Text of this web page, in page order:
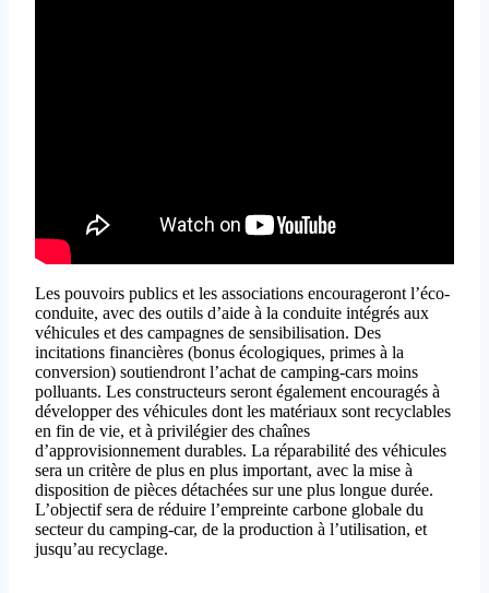
Les pouvoirs publics et les associations encourageront l’éco-
conduite, avec des outils d’aide à la conduite intégrés aux
véhicules et des campagnes de sensibilisation. Des
incitations financières (bonus écologiques, primes à la
conversion) soutiendront l’achat de camping-cars moins
polluants. Les constructeurs seront également encouragés à
développer des véhicules dont les matériaux sont recyclables
en fin de vie, et à privilégier des chaînes
d’approvisionnement durables. La réparabilité des véhicules
sera un critère de plus en plus important, avec la mise à
disposition de pièces détachées sur une plus longue durée.
L’objectif sera de réduire l’empreinte carbone globale du
secteur du camping-car, de la production à l’utilisation, et
jusqu’au recyclage.